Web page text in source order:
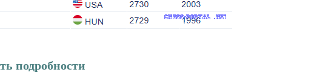
подробности